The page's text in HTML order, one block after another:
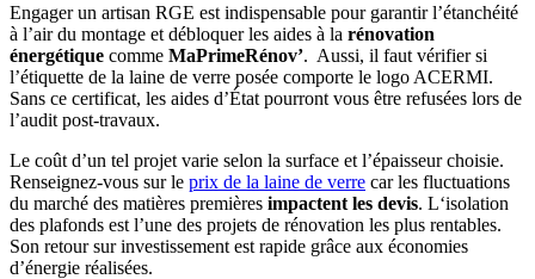
Engager un artisan RGE est indispensable pour garantir l’étanchéité
à l’air du montage et débloquer les aides à la rénovation
énergétique comme MaPrimeRénov’. Aussi, il faut vérifier si
l’étiquette de la laine de verre posée comporte le logo ACERMI.
Sans ce certificat, les aides d’État pourront vous être refusées lors de
l’audit post-travaux.
Le coût d’un tel projet varie selon la surface et l’épaisseur choisie.
Renseignez-vous sur le prix de la laine de verre car les fluctuations
du marché des matières premières impactent les devis. L‘isolation
des plafonds est l’une des projets de rénovation les plus rentables.
Son retour sur investissement est rapide grâce aux économies
d’énergie réalisées.